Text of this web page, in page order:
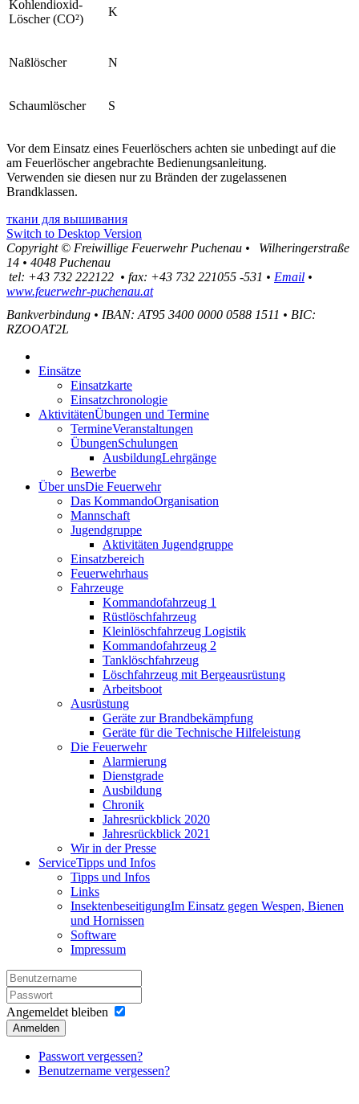
Kohlendioxid-
Löscher (CO²)
K
Naßlöscher N
Schaumlöscher S
Vor dem Einsatz eines Feuerlöschers achten sie unbedingt auf die
am Feuerlöscher angebrachte Bedienungsanleitung.
Verwenden sie diesen nur zu Bränden der zugelassenen
Brandklassen.
ткани для вышивания
Switch to Desktop Version
Copyright © Freiwillige Feuerwehr Puchenau •
Wilheringerstraße
14 • 4048 Puchenau
tel: +43 732 222122 • fax: +43 732 221055 -531 • Email •
www.feuerwehr-puchenau.at
Bankverbindung • IBAN: AT95 3400 0000 0588 1511 • BIC:
RZOOAT2L
Einsätze
Einsatzkarte
Einsatzchronologie
AktivitätenÜbungen und Termine
TermineVeranstaltungen
ÜbungenSchulungen
AusbildungLehrgänge
Bewerbe
Über unsDie Feuerwehr
Das KommandoOrganisation
Mannschaft
Jugendgruppe
Aktivitäten Jugendgruppe
Einsatzbereich
Feuerwehrhaus
Fahrzeuge
Kommandofahrzeug 1
Rüstlöschfahrzeug
Kleinlöschfahrzeug Logistik
Kommandofahrzeug 2
Tanklöschfahrzeug
Löschfahrzeug mit Bergeausrüstung
Arbeitsboot
Ausrüstung
Geräte zur Brandbekämpfung
Geräte für die Technische Hilfeleistung
Die Feuerwehr
Alarmierung
Dienstgrade
Ausbildung
Chronik
Jahresrückblick 2020
Jahresrückblick 2021
Wir in der Presse
ServiceTipps und Infos
Tipps und Infos
Links
InsektenbeseitigungIm Einsatz gegen Wespen, Bienen
und Hornissen
Software
Impressum
Angemeldet bleiben
Anmelden
Passwort vergessen?
Benutzername vergessen?